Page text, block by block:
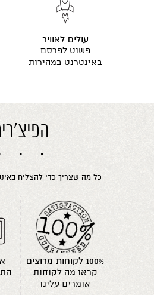
עולים לאוויר
פשוט לפרסם
באינטרנט במהירות
כל מה שצריך כדי להצליח
100% לקוחות מרוצים
קראו מה לקוחות
אומרים עלינו